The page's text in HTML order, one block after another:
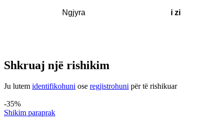
Ngjyra i zi
Shkruaj një rishikim
Ju lutem identifikohuni ose regjistrohuni për të rishikuar
-35%
Shikim paraprak